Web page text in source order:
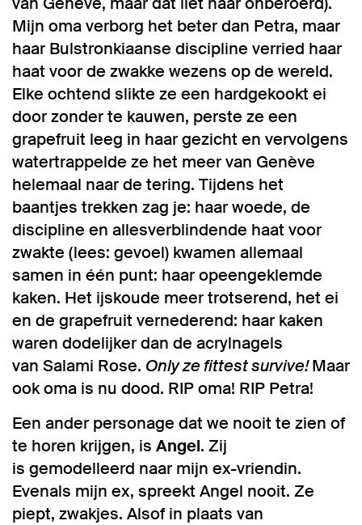
Mijn oma verborg het beter dan Petra, maar
haar Bulstronkiaanse discipline verried haar
haat voor de zwakke wezens op de wereld.
Elke ochtend slikte ze een hardgekookt ei
door zonder te kauwen, perste ze een
grapefruit leeg in haar gezicht en vervolgens
watertrappelde ze het meer van Genève
helemaal naar de tering. Tijdens het
baantjes trekken zag je: haar woede, de
discipline en allesverblindende haat voor
zwakte (lees: gevoel) kwamen allemaal
samen in één punt: haar opeengeklemde
kaken. Het ijskoude meer trotserend, het ei
en de grapefruit vernederend: haar kaken
waren dodelijker dan de acrylnagels
van Salami Rose. Only ze fittest survive!Maar
ook oma is nu dood. RIP oma! RIP Petra!
Een ander personage dat we nooit te zien of
te horen krijgen, is Angel. Zij
is gemodelleerd naar mijn ex-vriendin.
Evenals mijn ex, spreekt Angel nooit. Ze
piept, zwakjes. Alsof in plaats van